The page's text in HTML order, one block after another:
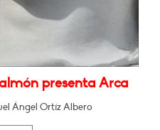
presenta Arca
Ángel Ortíz Albero